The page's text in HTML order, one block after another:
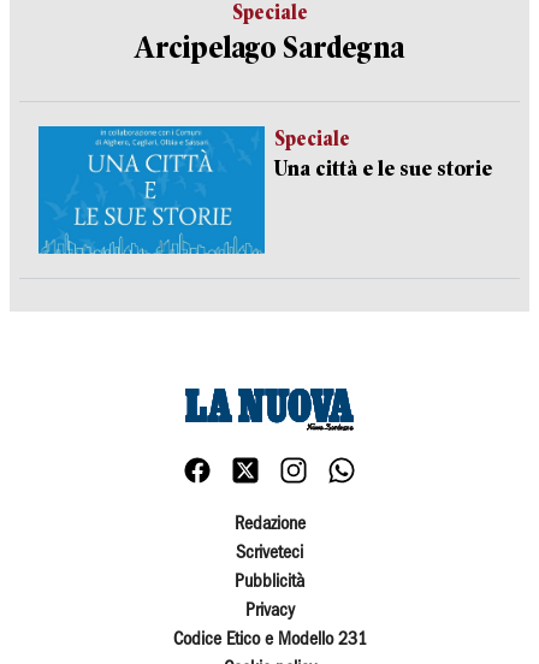
Speciale
Arcipelago Sardegna
Speciale
Una città e le sue storie
Redazione
Scriveteci
Pubblicità
Privacy
Codice Etico e Modello 231